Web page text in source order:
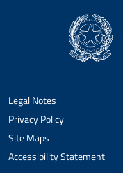
Legal Notes
Privacy Policy
Site Maps
Accessibility Statement